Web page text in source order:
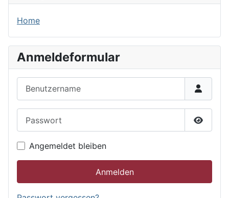
Home
Anmeldeformular
Angemeldet bleiben
Anmelden